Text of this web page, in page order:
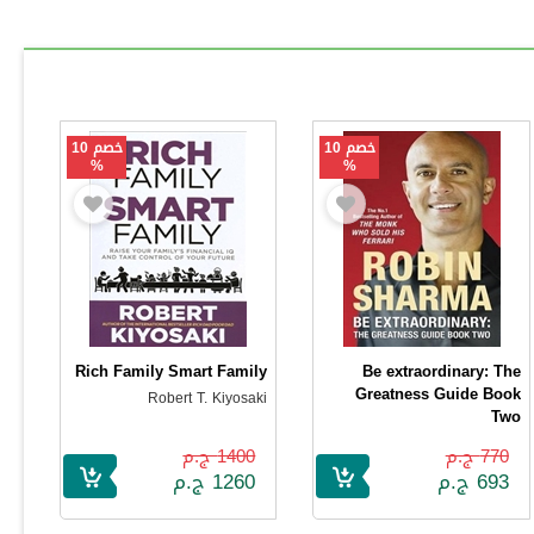
خصم 10
%
Be extraordinary: The
Greatness Guide Book
Two
Robin Sharma
770 ج.م
693 ج.م
خصم 10
%
Rich Family Smart Family
Robert T. Kiyosaki
1400 ج.م
1260 ج.م